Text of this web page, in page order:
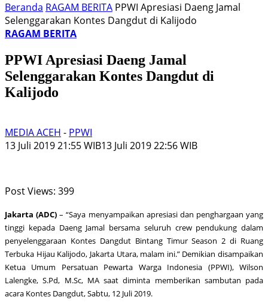
Beranda RAGAM BERITA PPWI Apresiasi Daeng Jamal
Selenggarakan Kontes Dangdut di Kalijodo
RAGAM BERITA
PPWI Apresiasi Daeng Jamal
Selenggarakan Kontes Dangdut di
Kalijodo
MEDIA ACEH - PPWI
13 Juli 2019 21:55 WIB13 Juli 2019 22:56 WIB
Post Views: 399
Jakarta (ADC) – “Saya menyampaikan apresiasi dan penghargaan yang
tinggi kepada Daeng Jamal bersama seluruh crew pendukung dalam
penyelenggaraan Kontes Dangdut Bintang Timur Season 2 di Ruang
Terbuka Hijau Kalijodo, Jakarta Utara, malam ini.” Demikian disampaikan
Ketua Umum Persatuan Pewarta Warga Indonesia (PPWI), Wilson
Lalengke, S.Pd, M.Sc, MA saat diminta memberikan sambutan pada
acara Kontes Dangdut, Sabtu, 12 Juli 2019.